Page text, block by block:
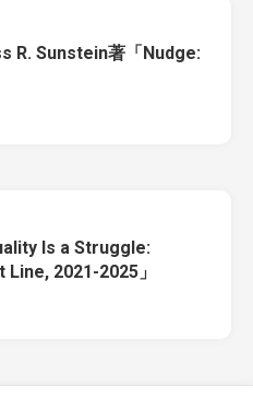
R. Sunstein著「Nudge:
Is a Struggle:
2021-2025」